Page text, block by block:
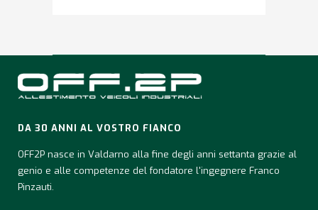
DA 30 ANNI AL VOSTRO FIANCO
OFF2P nasce in Valdarno alla fine degli anni settanta grazie al
genio e alle competenze del fondatore l'ingegnere Franco
Pinzauti.